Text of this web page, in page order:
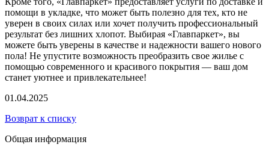
помощи в укладке, что может быть полезно для тех, кто не
уверен в своих силах или хочет получить профессиональный
результат без лишних хлопот. Выбирая «Главпаркет», вы
можете быть уверены в качестве и надежности вашего нового
пола! Не упустите возможность преобразить свое жилье с
помощью современного и красивого покрытия — ваш дом
станет уютнее и привлекательнее!
01.04.2025
Возврат к списку
Общая информация